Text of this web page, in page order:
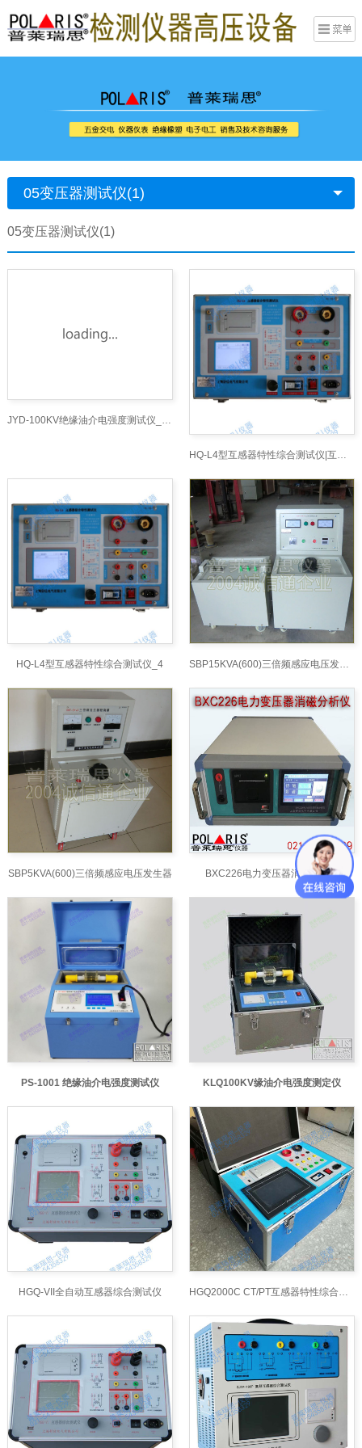
05变压器测试仪(1)
05变压器测试仪(1)
JYD-100KV绝缘油介电强度测试仪_手表式近电报警器
HQ-L4型互感器特性综合测试仪|互感器综合测试仪
HQ-L4型互感器特性综合测试仪_4 SBP15KVA(600)三倍频感应电压发生器
SBP5KVA(600)三倍频感应电压发生器 BXC226电力变压器消磁分析仪
PS-1001 绝缘油介电强度测试仪 KLQ100KV缘油介电强度测定仪
HGQ-VII全自动互感器综合测试仪 HGQ2000C CT/PT互感器特性综合测试仪